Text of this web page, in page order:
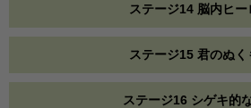
ステージ14 脳内ヒー
ステージ15 君のぬく
ステージ16 シゲキ的